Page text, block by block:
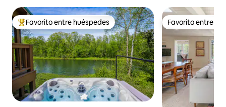
Favorito entre huéspedes preferido
Favorito entre huéspedes Favorito entre
Favorito entre